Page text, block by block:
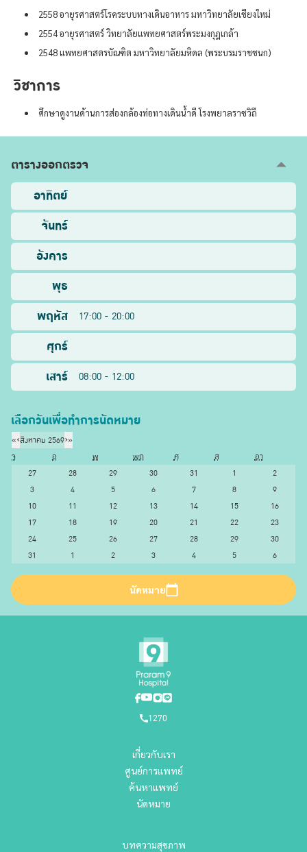
2558 อายุรศาสตร์โรคระบบทางเดินอาหาร มหาวิทยาลัยเชียงใหม่
2554 อายุรศาสตร์ วิทยาลัยแพทยศาสตร์พระมงกุฎเกล้า
2548 แพทยศาสตรบัณฑิต มหาวิทยาลัยมหิดล (พระบรมราชชนก)
วิชาการ
ศึกษาดูงานด้านการส่องกล้องท่อทางเดินน้ำดี โรงพยาลราชวิถี
ตารางออกตรวจ
อาทิตย์
จันทร์
อังคาร
พุธ
พฤหัส
17:00 - 20:00
ศุกร์
เสาร์
08:00 - 12:00
เลือกวันเพื่อทำการนัดหมาย
«‹สิงหาคม 2569›»
จ
อ พ พฤ ศ ส
อา
27
28 29 30 31 1
2
3
4 5 6 7 8
9
10
11 12 13 14 15
16
17
18 19 20 21 22
23
24
25 26 27 28 29
30
31
1 2 3 4 5 6
นัดหมาย
1270
เกี่ยวกับเรา
ศูนย์การแพทย์
ค้นหาแพทย์
นัดหมาย
บทความสุขภาพ